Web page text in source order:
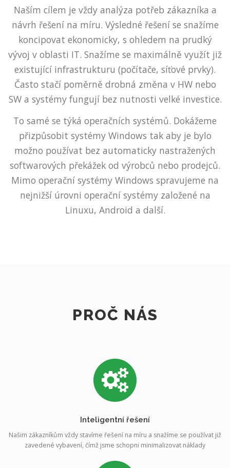
Naším cílem je vždy analýza potřeb zákazníka a
návrh řešení na míru. Výsledné řešení se snažíme
koncipovat ekonomicky, s ohledem na prudký
vývoj v oblasti IT. Snažíme se maximálně využít již
existující infrastrukturu (počítače, síťové prvky).
Často stačí poměrně drobná změna v HW nebo
SW a systémy fungují bez nutnosti velké investice.
To samé se týká operačních systémů. Dokážeme
přizpůsobit systémy Windows tak aby je bylo
možno používat bez automaticky nastražených
softwarových překážek od výrobců nebo prodejců.
Mimo operační systémy Windows spravujeme na
nejnižší úrovni operační systémy založené na
Linuxu, Android a další.
PROČ NÁS
Inteligentní řešení
Našim zákazníkům vždy stavíme řešení na míru a snažíme se používat již
zavedené vybavení, čímž jsme schopni minimalizovat náklady